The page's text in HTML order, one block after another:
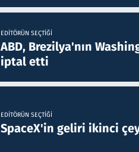
EDITÖRÜN SEÇTIĞI
ABD, Brezilya'nın
iptal etti
EDITÖRÜN SEÇTIĞI
SpaceX'in geliri ikinci